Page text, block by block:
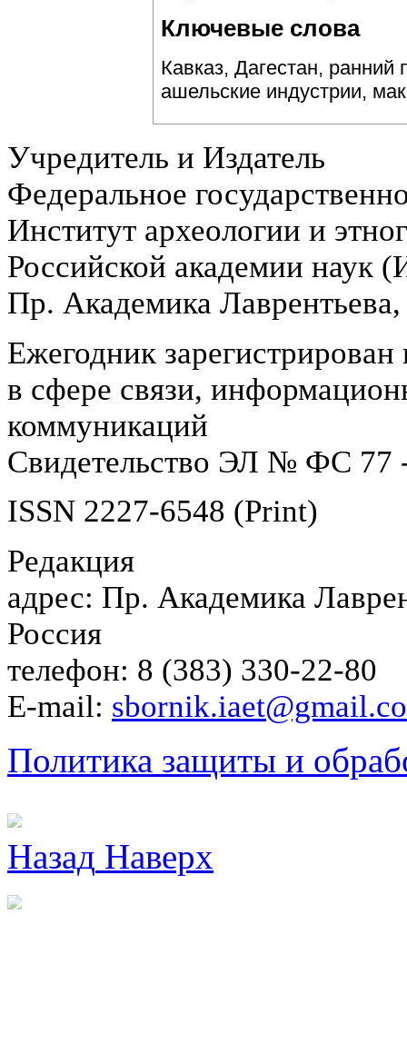
Ключевые слова
Кавказ, Дагестан,
ашельские индустрии,
Учредитель и Издатель
Федеральное
Институт археологии и
Российской академии
Пр. Академика
Ежегодник
в сфере связи,
коммуникаций
Свидетельство ЭЛ № ФС 77
ISSN 2227-6548 (Print)
Редакция
адрес: Пр. Академика
Россия
телефон: 8 (383) 330-22-80
E-mail:
Политика защиты и
Назад Наверх